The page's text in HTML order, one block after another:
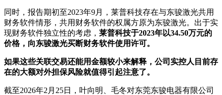
同时，报告期初至2023年9月，莱普科技存在与东骏激光共用
财务软件情形，共用财务软件的权属方原为东骏激光。出于实
现财务软件独立性的考虑， 莱普科技于2023年以34.50万元的
价格，向东骏激光买断财务软件使用许可。
如果这些关联交易还能用金额较小来解释，公司实控人目前存
在的大额对外担保风险就值得引起注意了。
截至2026年2月25日，叶向明、毛冬对东莞东骏电器有限公司